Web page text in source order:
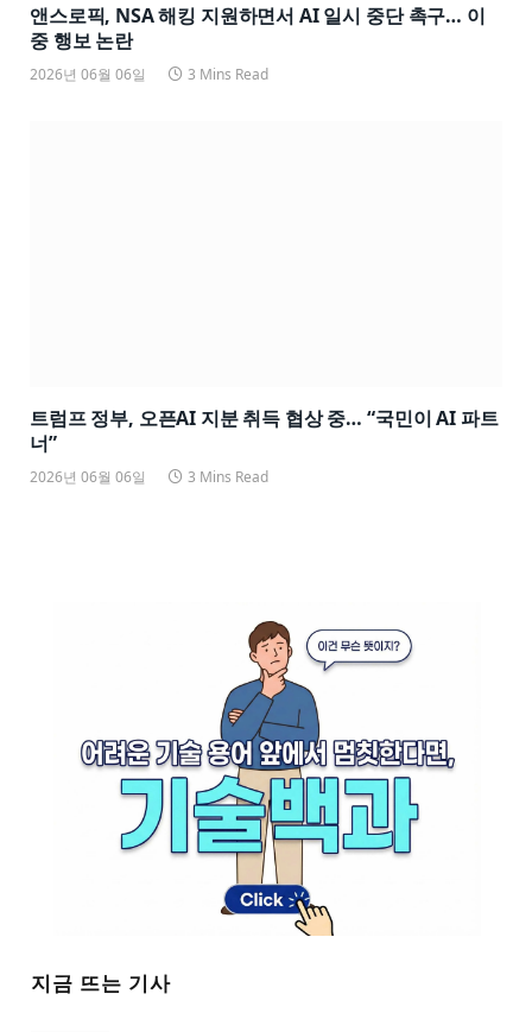
앤스로픽, NSA 해킹 지원하면서 AI 일시 중단 촉구… 이
중 행보 논란
2026년 06월 06일 3 Mins Read
트럼프 정부, 오픈AI 지분 취득 협상 중… “국민이 AI 파트
너”
2026년 06월 06일 3 Mins Read
지금 뜨는 기사